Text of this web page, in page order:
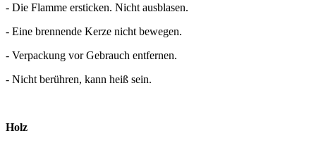
- Die Flamme ersticken. Nicht ausblasen.
- Eine brennende Kerze nicht bewegen.
- Verpackung vor Gebrauch entfernen.
- Nicht berühren, kann heiß sein.
Holz